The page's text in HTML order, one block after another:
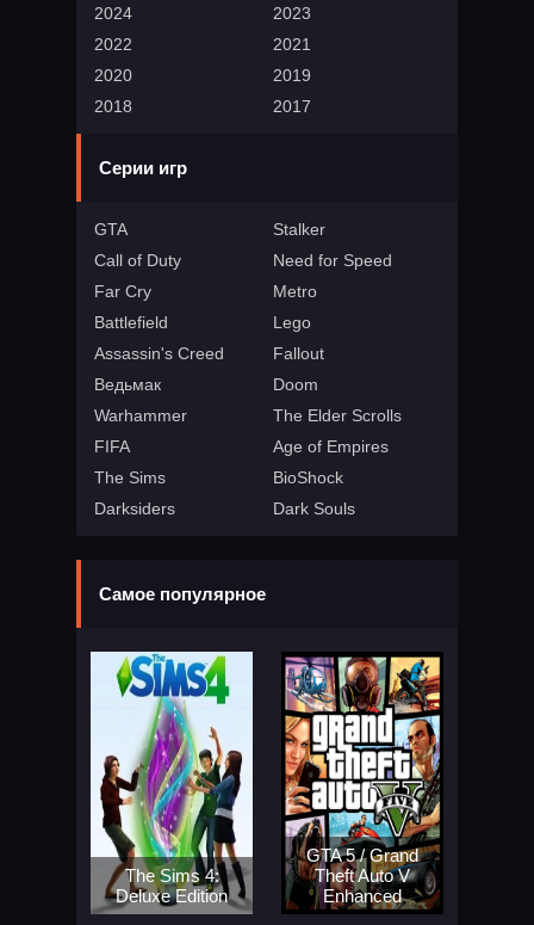
2024
2023
2022
2021
2020
2019
2018
2017
Серии игр
GTA
Stalker
Call of Duty
Need for Speed
Far Cry
Metro
Battlefield
Lego
Assassin's Creed
Fallout
Ведьмак
Doom
Warhammer
The Elder Scrolls
FIFA
Age of Empires
The Sims
BioShock
Darksiders
Dark Souls
Самое популярное
The Sims 4:
Deluxe Edition
GTA 5 / Grand
Theft Auto V
Enhanced